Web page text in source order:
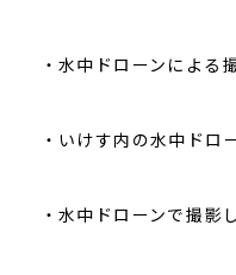
・水中ドローンによる
・いけす内の水中ドロ
・水中ドローンで撮影